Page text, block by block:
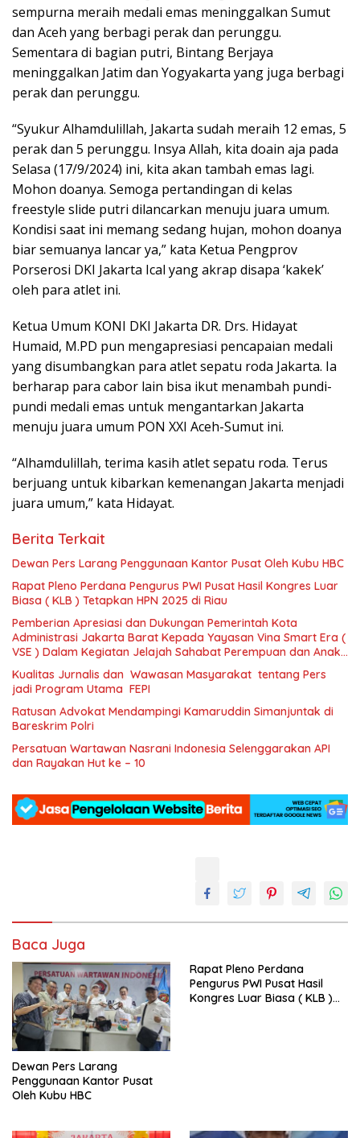
sempurna meraih medali emas meninggalkan Sumut
dan Aceh yang berbagi perak dan perunggu.
Sementara di bagian putri, Bintang Berjaya
meninggalkan Jatim dan Yogyakarta yang juga berbagi
perak dan perunggu.
“Syukur Alhamdulillah, Jakarta sudah meraih 12 emas, 5
perak dan 5 perunggu. Insya Allah, kita doain aja pada
Selasa (17/9/2024) ini, kita akan tambah emas lagi.
Mohon doanya. Semoga pertandingan di kelas
freestyle slide putri dilancarkan menuju juara umum.
Kondisi saat ini memang sedang hujan, mohon doanya
biar semuanya lancar ya,” kata Ketua Pengprov
Porserosi DKI Jakarta Ical yang akrap disapa ‘kakek’
oleh para atlet ini.
Ketua Umum KONI DKI Jakarta DR. Drs. Hidayat
Humaid, M.PD pun mengapresiasi pencapaian medali
yang disumbangkan para atlet sepatu roda Jakarta. Ia
berharap para cabor lain bisa ikut menambah pundi-
pundi medali emas untuk mengantarkan Jakarta
menuju juara umum PON XXI Aceh-Sumut ini.
“Alhamdulillah, terima kasih atlet sepatu roda. Terus
berjuang untuk kibarkan kemenangan Jakarta menjadi
juara umum,” kata Hidayat.
Berita Terkait
Dewan Pers Larang Penggunaan Kantor Pusat Oleh Kubu HBC
Rapat Pleno Perdana Pengurus PWI Pusat Hasil Kongres Luar
Biasa ( KLB ) Tetapkan HPN 2025 di Riau
Pemberian Apresiasi dan Dukungan Pemerintah Kota
Administrasi Jakarta Barat Kepada Yayasan Vina Smart Era (
VSE ) Dalam Kegiatan Jelajah Sahabat Perempuan dan Anak (
SAPA )
Kualitas Jurnalis dan Wawasan Masyarakat tentang Pers
jadi Program Utama FEPI
Ratusan Advokat Mendampingi Kamaruddin Simanjuntak di
Bareskrim Polri
Persatuan Wartawan Nasrani Indonesia Selenggarakan API
dan Rayakan Hut ke – 10
Baca Juga
Dewan Pers Larang
Penggunaan Kantor Pusat
Oleh Kubu HBC
Rapat Pleno Perdana
Pengurus PWI Pusat Hasil
Kongres Luar Biasa ( KLB )